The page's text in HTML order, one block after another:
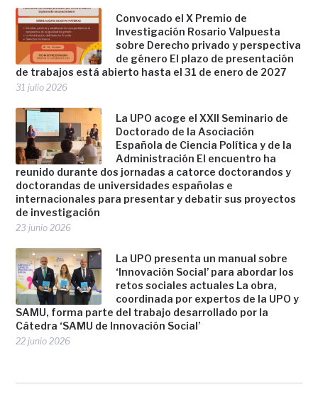
Convocado el X Premio de
Investigación Rosario Valpuesta
sobre Derecho privado y perspectiva
de género El plazo de presentación
de trabajos está abierto hasta el 31 de enero de 2027
31 julio 2026
La UPO acoge el XXII Seminario de
Doctorado de la Asociación
Española de Ciencia Política y de la
Administración El encuentro ha
reunido durante dos jornadas a catorce doctorandos y
doctorandas de universidades españolas e
internacionales para presentar y debatir sus proyectos
de investigación
23 junio 2026
La UPO presenta un manual sobre
‘Innovación Social’ para abordar los
retos sociales actuales La obra,
coordinada por expertos de la UPO y
SAMU, forma parte del trabajo desarrollado por la
Cátedra ‘SAMU de Innovación Social’
22 junio 2026